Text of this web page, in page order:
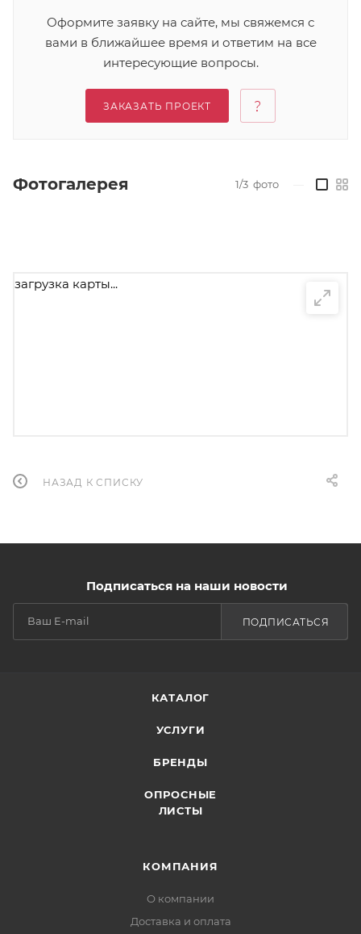
Оформите заявку на сайте, мы свяжемся с
вами в ближайшее время и ответим на все
интересующие вопросы.
ЗАКАЗАТЬ ПРОЕКТ
Фотогалерея 1/3 фото
загрузка карты...
НАЗАД К СПИСКУ
Подписаться на наши новости
ПОДПИСАТЬСЯ
КАТАЛОГ
УСЛУГИ
БРЕНДЫ
ОПРОСНЫЕ
ЛИСТЫ
КОМПАНИЯ
О компании
Доставка и оплата